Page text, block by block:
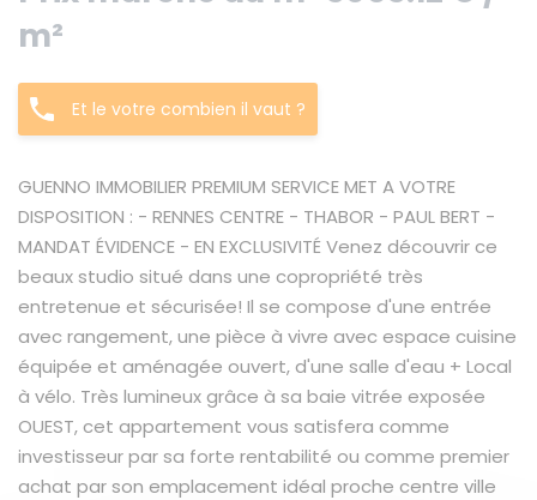
m²
Et le votre combien il vaut ?
GUENNO IMMOBILIER PREMIUM SERVICE MET A VOTRE
DISPOSITION : - RENNES CENTRE - THABOR - PAUL BERT -
MANDAT ÉVIDENCE - EN EXCLUSIVITÉ Venez découvrir ce
beaux studio situé dans une copropriété très
entretenue et sécurisée! Il se compose d'une entrée
avec rangement, une pièce à vivre avec espace cuisine
équipée et aménagée ouvert, d'une salle d'eau + Local
à vélo. Très lumineux grâce à sa baie vitrée exposée
OUEST, cet appartement vous satisfera comme
investisseur par sa forte rentabilité ou comme premier
achat par son emplacement idéal proche centre ville